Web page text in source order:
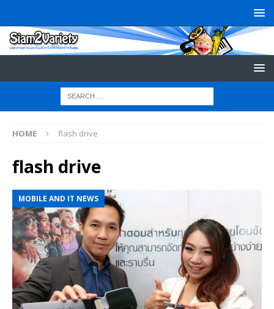
HOME flash drive
flash drive
MOBILE AND IT NEWS